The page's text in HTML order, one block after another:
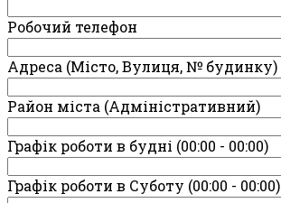
Робочий телефон
Адреса (Місто, Вулиця, № будинку)
Район міста (Адміністративний)
Графік роботи в будні (00:00 - 00:00)
Графік роботи в Суботу (00:00 - 00:00)